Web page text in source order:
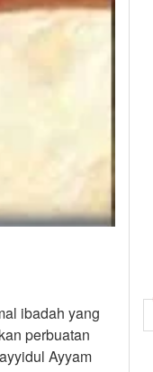
ibadah yang
perbuatan
Ayyam